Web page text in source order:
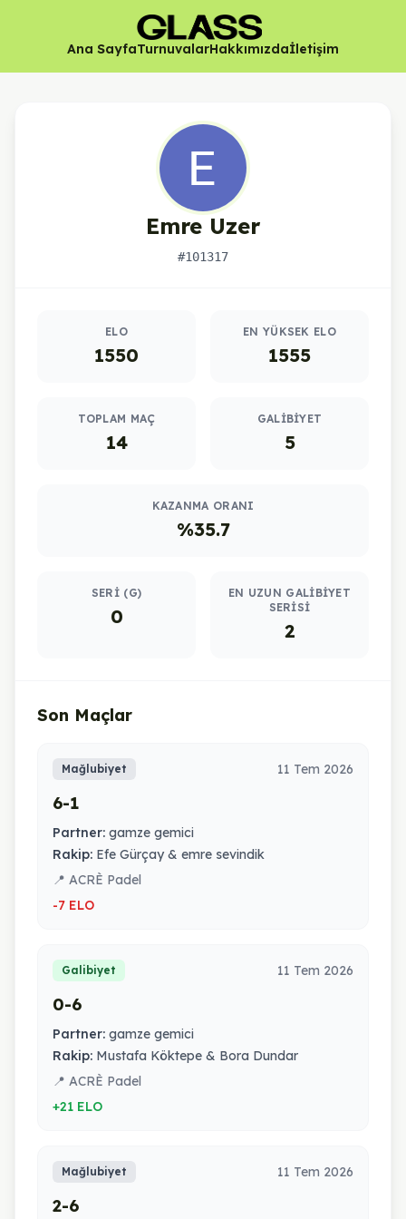
Ana SayfaTurnuvalarHakkımızdaİletişim
Emre Uzer
#101317
ELO
1550
EN YÜKSEK ELO
1555
TOPLAM MAÇ
14
GALIBIYET
5
KAZANMA ORANI
%35.7
SERI (G)
0
EN UZUN GALIBIYET
SERISI
2
Son Maçlar
Mağlubiyet 11 Tem 2026
6-1
Partner: gamze gemici
Rakip: Efe Gürçay & emre sevindik
📍 ACRÈ Padel
-7 ELO
Galibiyet 11 Tem 2026
0-6
Partner: gamze gemici
Rakip: Mustafa Köktepe & Bora Dundar
📍 ACRÈ Padel
+21 ELO
Mağlubiyet 11 Tem 2026
2-6